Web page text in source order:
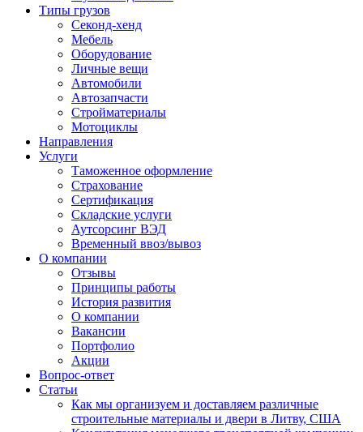
Типы грузов
Секонд-хенд
Мебель
Оборудование
Личные вещи
Автомобили
Автозапчасти
Стройматериалы
Мотоциклы
Направления
Услуги
Таможенное оформление
Страхование
Сертификация
Складские услуги
Аутсорсинг ВЭД
Временный ввоз/вывоз
О компании
Отзывы
Принципы работы
История развития
О компании
Вакансии
Портфолио
Акции
Вопрос-ответ
Статьи
Как мы организуем и доставляем различные
строительные материалы и двери в Литву, США